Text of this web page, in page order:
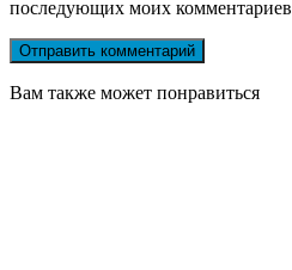
последующих моих
Вам также может понравиться